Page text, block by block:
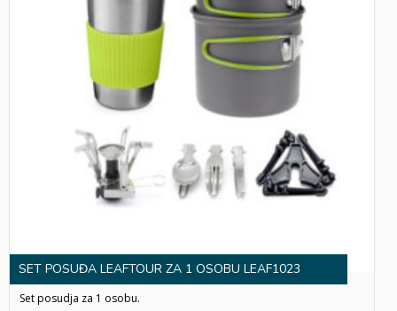
SET POSUĐA LEAFTOUR ZA 1 OSOBU LEAF1023
Set posudja za 1 osobu.